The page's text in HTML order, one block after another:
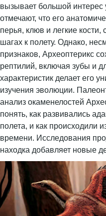
вызывает большой интерес
отмечают, что его
перья, клюв и легкие
шагах к полету. Однако,
признаков, Археоптерикс
рептилий, включая зубы и
характеристик делает его
изучения эволюции.
анализ окаменелостей
понять, как развивались
полета, и как происходили
времени. Исследования
находка добавляет новые